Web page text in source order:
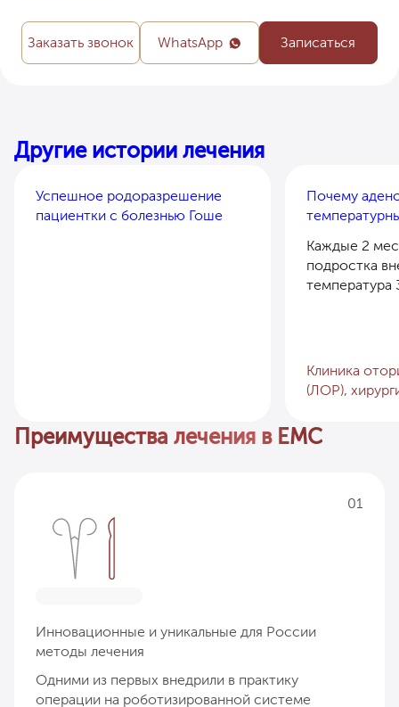
Записаться
WhatsApp
Заказать звонок
Другие истории лечения
Успешное родоразрешение
пациентки с болезнью Гоше
Почему
Каждые 2
подростка
температура
Клиника
(ЛОР),
Преимущества лечения в EMC
01
Инновационные и уникальные для России
методы лечения
Одними из первых внедрили в практику
операции на роботизированной системе